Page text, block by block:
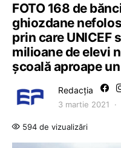
FOTO 168 de
ghiozdane
prin care UNICEF
milioane de elevi
școală aproape
Redacția
3 martie 2021
594 de vizualizări